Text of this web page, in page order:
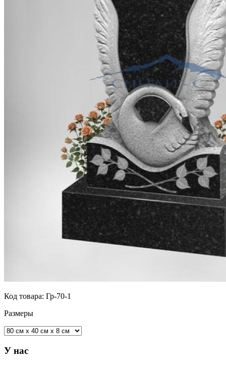
Код товара: Гр-70-1
Размеры
У нас